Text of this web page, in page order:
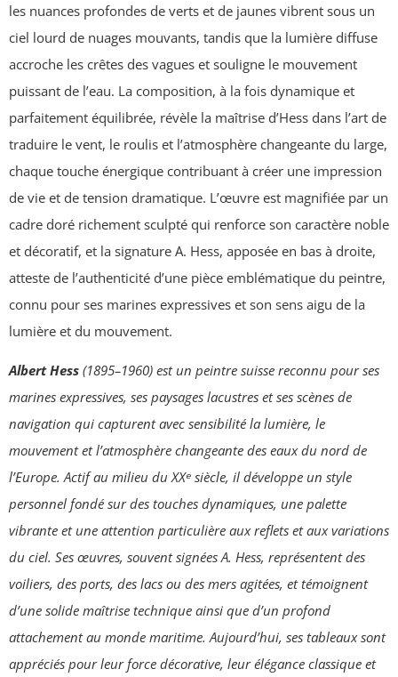
les nuances profondes de verts et de jaunes vibrent sous un
ciel lourd de nuages mouvants, tandis que la lumière diffuse
accroche les crêtes des vagues et souligne le mouvement
puissant de l’eau. La composition, à la fois dynamique et
parfaitement équilibrée, révèle la maîtrise d’Hess dans l’art de
traduire le vent, le roulis et l’atmosphère changeante du large,
chaque touche énergique contribuant à créer une impression
de vie et de tension dramatique. L’œuvre est magnifiée par un
cadre doré richement sculpté qui renforce son caractère noble
et décoratif, et la signature A. Hess, apposée en bas à droite,
atteste de l’authenticité d’une pièce emblématique du peintre,
connu pour ses marines expressives et son sens aigu de la
lumière et du mouvement.
Albert Hess (1895–1960) est un peintre suisse reconnu pour ses
marines expressives, ses paysages lacustres et ses scènes de
navigation qui capturent avec sensibilité la lumière, le
mouvement et l’atmosphère changeante des eaux du nord de
l’Europe. Actif au milieu du XXᵉ siècle, il développe un style
personnel fondé sur des touches dynamiques, une palette
vibrante et une attention particulière aux reflets et aux variations
du ciel. Ses œuvres, souvent signées A. Hess, représentent des
voiliers, des ports, des lacs ou des mers agitées, et témoignent
d’une solide maîtrise technique ainsi que d’un profond
attachement au monde maritime. Aujourd’hui, ses tableaux sont
appréciés pour leur force décorative, leur élégance classique et